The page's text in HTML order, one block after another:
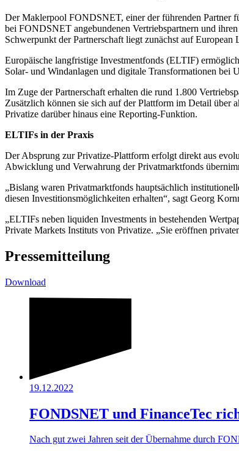
Der Maklerpool FONDSNET, einer der führenden Partner
bei FONDSNET angebundenen Vertriebspartnern und
Schwerpunkt der Partnerschaft liegt zunächst auf
Europäische langfristige Investmentfonds (ELTIF)
Solar- und Windanlagen und digitale Transformationen
Im Zuge der Partnerschaft erhalten die rund 1.800
Zusätzlich können sie sich auf der Plattform im Detail über
Privatize darüber hinaus eine Reporting-Funktion.
ELTIFs in der Praxis
Der Absprung zur Privatize-Plattform erfolgt direkt aus
Abwicklung und Verwahrung der Privatmarktfonds
„Bislang waren Privatmarktfonds hauptsächlich
diesen Investitionsmöglichkeiten erhalten“, sagt Georg
„ELTIFs neben liquiden Investments in bestehenden
Private Markets Instituts von Privatize. „Sie eröffnen
Pressemitteilung
Download
19.12.2022
FONDSNET und FinanceTec
Nach gut zwei Jahren seit der Übernahme durch